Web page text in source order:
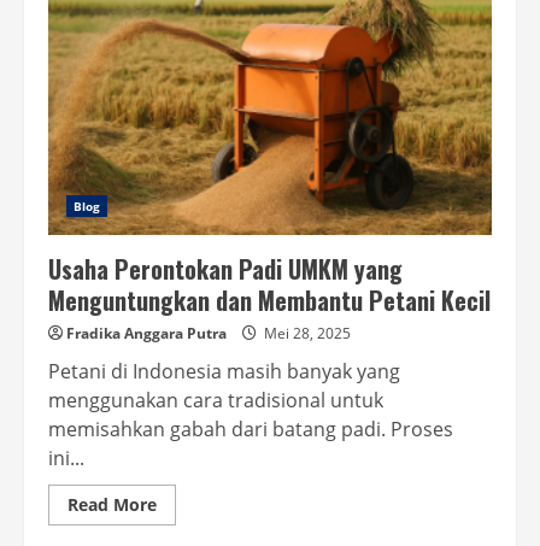
Blog
Usaha Perontokan Padi UMKM yang
Menguntungkan dan Membantu Petani Kecil
Fradika Anggara Putra Mei 28, 2025
Petani di Indonesia masih banyak yang
menggunakan cara tradisional untuk
memisahkan gabah dari batang padi. Proses
ini...
Read MoreRead
more